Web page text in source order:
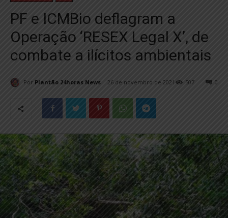
PF e ICMBio deflagram a
Operação ‘RESEX Legal X’, de
combate a ilícitos ambientais
Por Plantão 24horas News 26 de novembro de 2021 0
507